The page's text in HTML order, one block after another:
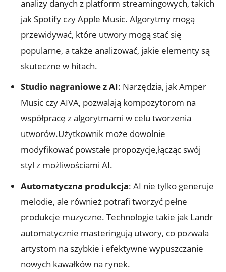
analizy danych z platform streamingowych, takich
jak Spotify czy Apple Music. Algorytmy mogą
przewidywać, które utwory mogą stać się
popularne, a także analizować, jakie elementy są
skuteczne w hitach.
Studio nagraniowe z AI: Narzędzia, jak Amper
Music czy AIVA, pozwalają kompozytorom na
współpracę z algorytmami w celu tworzenia
utworów.Użytkownik może dowolnie
modyfikować powstałe propozycje,łącząc swój
styl z możliwościami AI.
Automatyczna produkcja: AI nie tylko generuje
melodie, ale również potrafi tworzyć pełne
produkcje muzyczne. Technologie takie jak Landr
automatycznie masteringują utwory, co pozwala
artystom na szybkie i efektywne wypuszczanie
nowych kawałków na rynek.